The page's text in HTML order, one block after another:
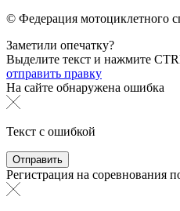
© Федерация мотоциклетного
Заметили опечатку?
Выделите текст и нажмите
отправить правку
На сайте обнаружена ошибка
Текст с ошибкой
Регистрация на соревнования